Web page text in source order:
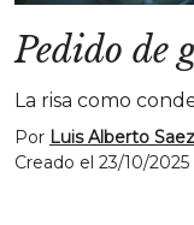
Pedido de
La risa como
Por Luis Alberto Saez
Creado el 23/10/2025